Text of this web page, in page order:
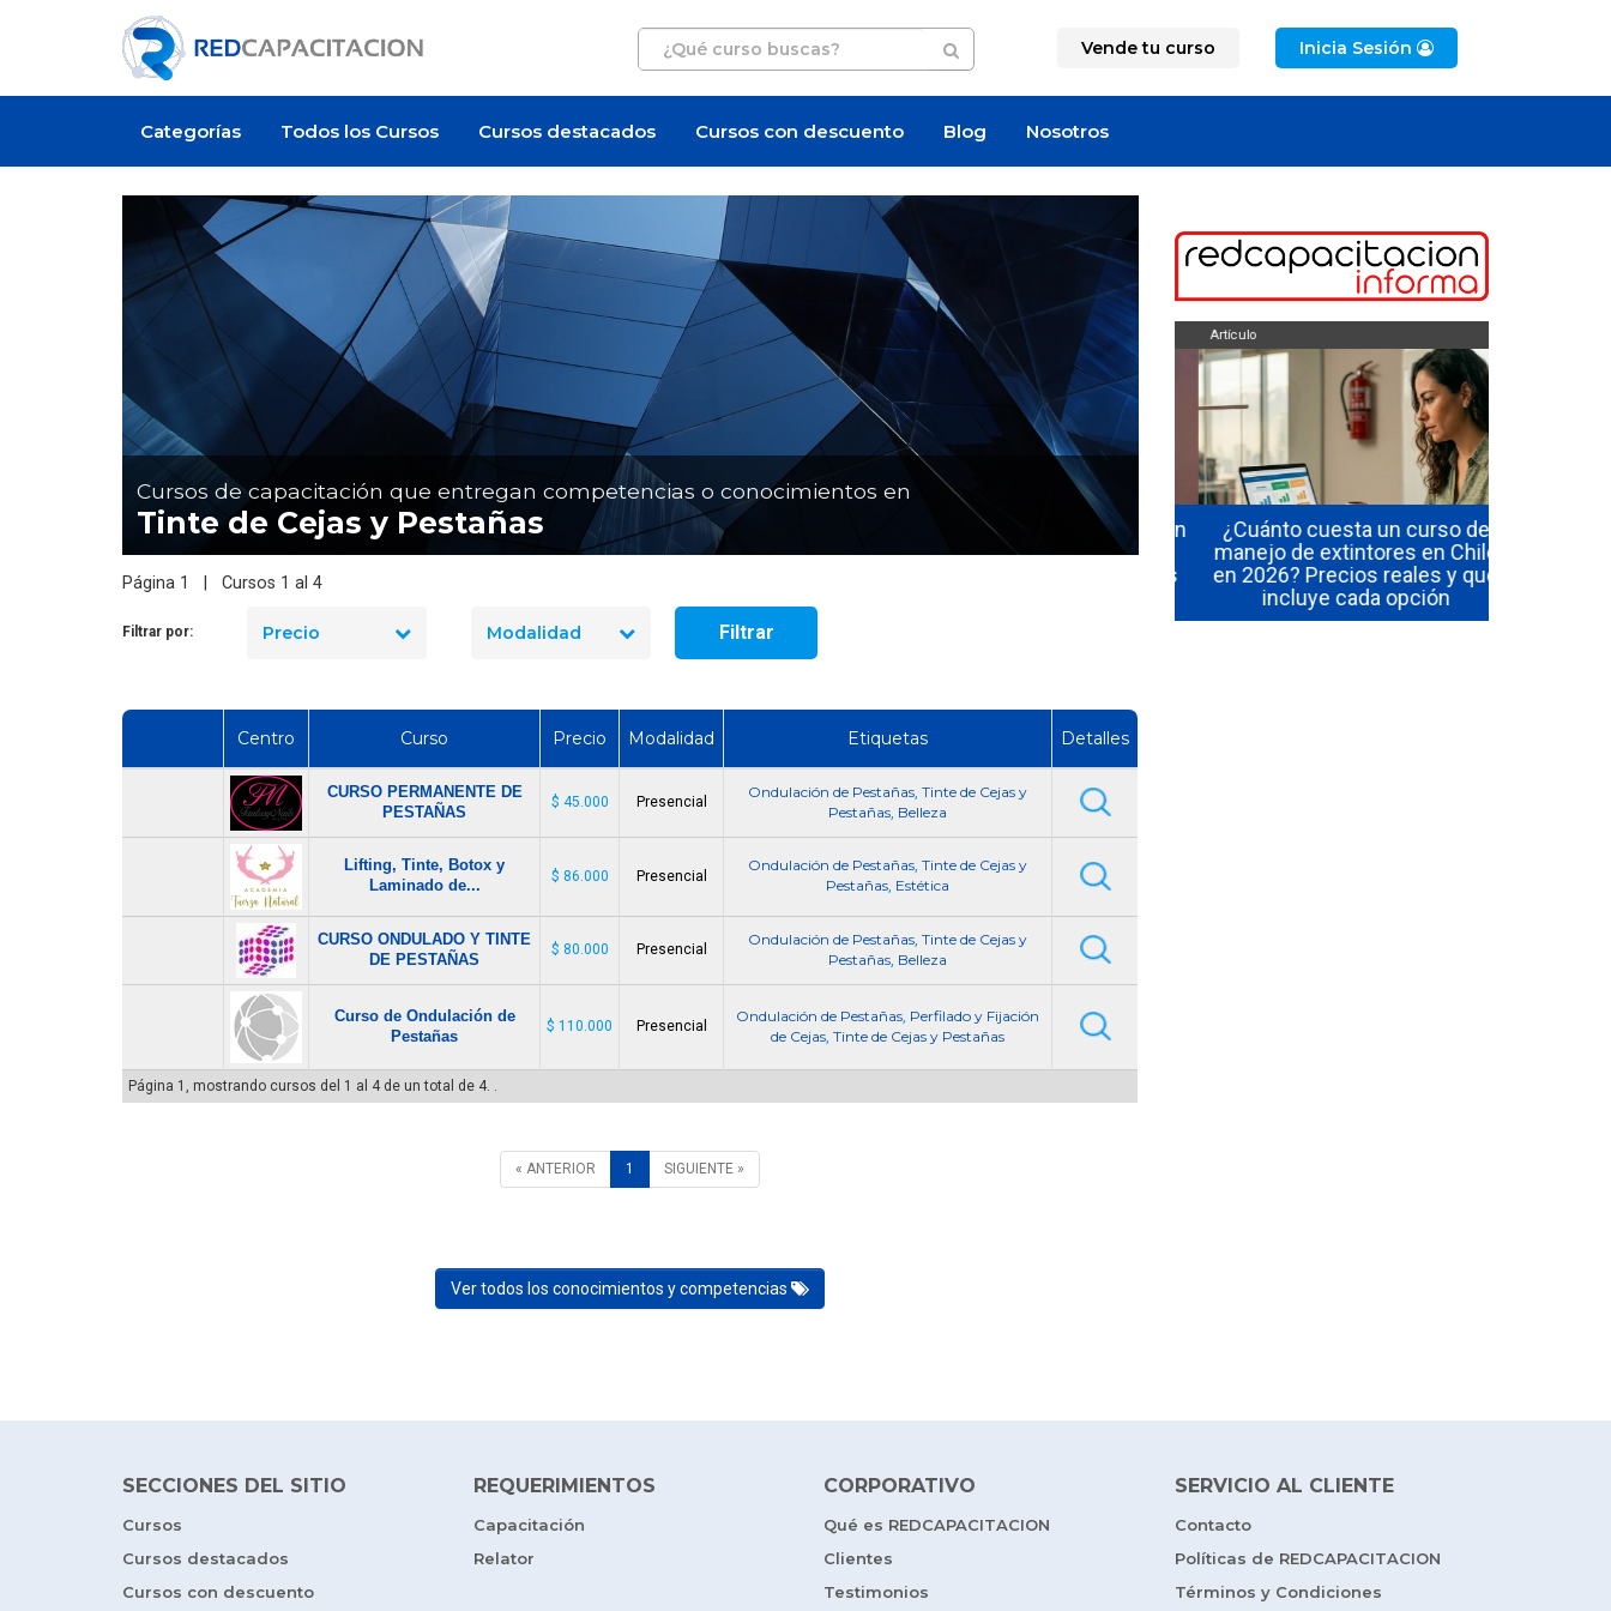
Vende tu curso Inicia Sesión
Categorías Todos los Cursos Cursos destacados Cursos con descuento Blog Nosotros
Cursos de capacitación que entregan competencias o conocimientos en
Tinte de Cejas y Pestañas
Página 1 | Cursos 1 al 4
Filtrar por: Precio Modalidad Filtrar
Centro Curso Precio Modalidad Etiquetas Detalles
CURSO PERMANENTE DE
PESTAÑAS
$ 45.000 Presencial
Ondulación de Pestañas, Tinte de Cejas y
Pestañas, Belleza
Lifting, Tinte, Botox y
Laminado de...
$ 86.000 Presencial
Ondulación de Pestañas, Tinte de Cejas y
Pestañas, Estética
CURSO ONDULADO Y TINTE
DE PESTAÑAS
$ 80.000 Presencial
Ondulación de Pestañas, Tinte de Cejas y
Pestañas, Belleza
Curso de Ondulación de
Pestañas
$ 110.000 Presencial
Ondulación de Pestañas, Perfilado y Fijación
de Cejas, Tinte de Cejas y Pestañas
Página 1, mostrando cursos del 1 al 4 de un total de 4. .
« ANTERIOR 1 SIGUIENTE »
Ver todos los conocimientos y competencias
¿Cuánto cuesta certificarse en
seguridad industrial en Chile
¿Cuánto cuesta un curso de
manejo de extintores en Chile
en 2026? Precios reales y qué
incluye cada opción
Artículo
SECCIONES DEL SITIO
Cursos
Cursos destacados
Cursos con descuento
REQUERIMIENTOS
Capacitación
Relator
CORPORATIVO
Qué es REDCAPACITACION
Clientes
Testimonios
SERVICIO AL CLIENTE
Contacto
Políticas de REDCAPACITACION
Términos y Condiciones